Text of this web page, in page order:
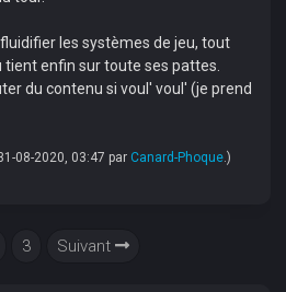
les systèmes de jeu, tout
enfin sur toute ses pattes.
du contenu si voul' voul' (je prend
08-2020, 03:47 par Canard-Phoque.)
3 Suivant